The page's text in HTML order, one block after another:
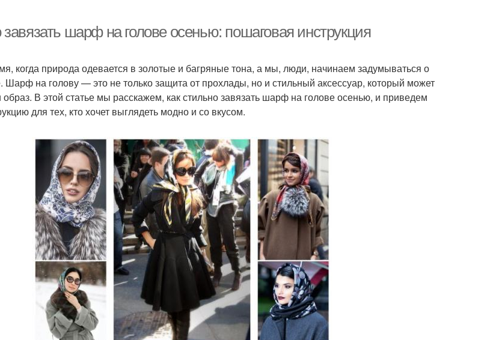
завязать шарф на голове осенью: пошаговая инструкция
когда природа одевается в золотые и багряные тона, а мы, люди, начинаем задумываться о
Шарф на голову — это не только защита от прохлады, но и стильный аксессуар, который может
В этой статье мы расскажем, как стильно завязать шарф на голове осенью, и приведем
для тех, кто хочет выглядеть модно и со вкусом.